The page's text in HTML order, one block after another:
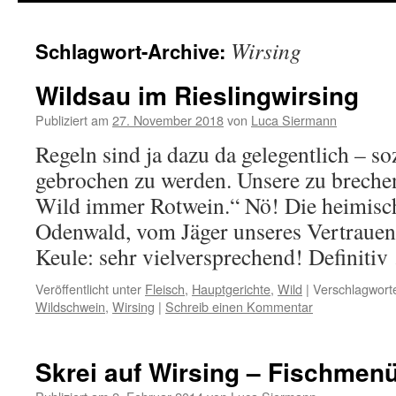
Schlagwort-Archive: Wirsing
Wildsau im Rieslingwirsing
Publiziert am 27. November 2018von Luca Siermann
Regeln sind ja dazu da gelegentlich –
gebrochen zu werden. Unsere zu
Wild immer Rotwein.“ Nö! Die
Odenwald, vom Jäger unseres
Keule: sehr vielversprechend!
Veröffentlicht unter Fleisch, Hauptgerichte, Wild |
Wildschwein, Wirsing | Schreib einen Kommentar
Skrei auf Wirsing –